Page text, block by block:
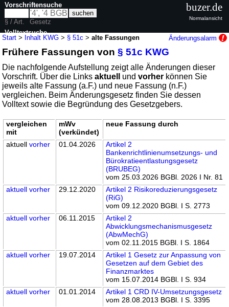
Start > Inhalt KWG > § 51c >alte Fassungen Änderungsalarm
Frühere Fassungen von§ 51c KWG
Die nachfolgende Aufstellung zeigt alle Änderungen dieser
Vorschrift. Über die Linksaktuell undvorher können Sie
jeweils alte Fassung (a.F.) und neue Fassung (n.F.)
vergleichen. Beim Änderungsgesetz finden Sie dessen
Volltext sowie die Begründung des Gesetzgebers.
vergleichen
mit
mWv
(verkündet)
neue Fassung durch
aktuellvorher 01.04.2026
Artikel 2
Bankenrichtlinienumsetzungs- und
Bürokratieentlastungsgesetz
(BRUBEG)
vom 25.03.2026 BGBl. 2026 I Nr. 81
aktuell vorher 29.12.2020
Artikel 2 Risikoreduzierungsgesetz
(RiG)
vom 09.12.2020 BGBl. I S. 2773
aktuell vorher 06.11.2015
Artikel 2
Abwicklungsmechanismusgesetz
(AbwMechG)
vom 02.11.2015 BGBl. I S. 1864
aktuell vorher 19.07.2014
Artikel 1 Gesetz zur Anpassung von
Gesetzen auf dem Gebiet des
Finanzmarktes
vom 15.07.2014 BGBl. I S. 934
aktuell vorher 01.01.2014
Artikel 1 CRD IV-Umsetzungsgesetz
vom 28.08.2013 BGBl. I S. 3395
Vorschriftensuche
§ / Art.
Gesetz
Volltextsuche
nur in KWG
buzer.de
Normalansicht